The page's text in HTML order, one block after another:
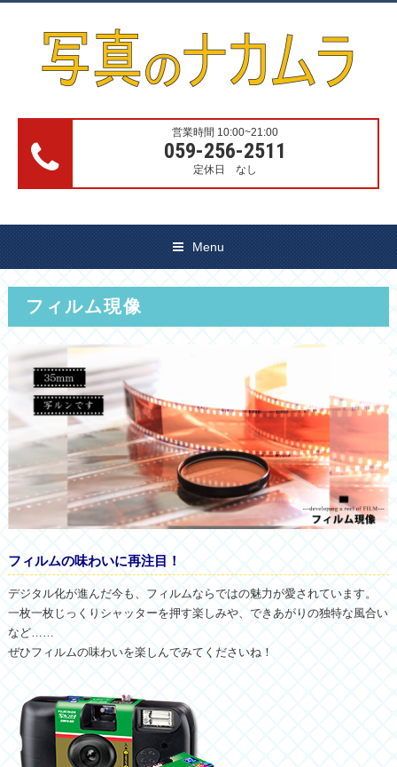
営業時間 10:00~21:00
059-256-2511
定休日 なし
Menu
フィルム現像
フィルムの味わいに再注目！
デジタル化が進んだ今も、フィルムならではの魅力が愛されています。
一枚一枚じっくりシャッターを押す楽しみや、できあがりの独特な風合い
など……
ぜひフィルムの味わいを楽しんでみてくださいね！